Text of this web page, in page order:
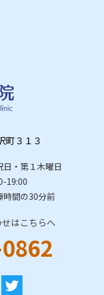
町３１３
・第１木曜日
19:00
間の30分前
はこちらへ